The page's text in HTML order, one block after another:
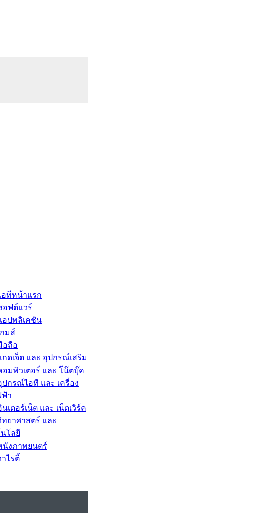
อทีหน้าแรก
อฟต์แวร์
อปพลิเคชัน
มส์
อถือ
ดเจ็ต และ อุปกรณ์เสริม
อมพิวเตอร์ และ โน๊ตบุ๊ค
กรณ์ไอที และ เครื่อง
ฟ้า
เตอร์เน็ต และ เน็ตเวิร์ค
ยาศาสตร์ และ
โลยี
นังภาพยนตร์
ไรตี้